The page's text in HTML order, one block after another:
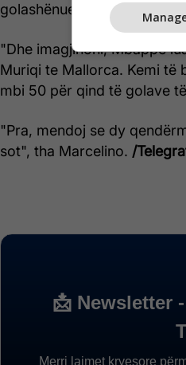
golashënuesi më i mirë në
"Dhe imagjinoni, Mbappe
Muriqi te Mallorca. Kemi të
mbi 50 për qind të golave
"Pra, mendoj se dy
sot", tha Marcelino. /